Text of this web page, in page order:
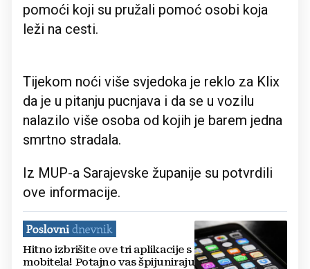
pomoći koji su pružali pomoć osobi koja
leži na cesti.
Tijekom noći više svjedoka je reklo za Klix
da je u pitanju pucnjava i da se u vozilu
nalazilo više osoba od kojih je barem jedna
smrtno stradala.
Iz MUP-a Sarajevske županije su potvrdili
ove informacije.
Hitno izbrišite ove tri aplikacije s
mobitela! Potajno vas špijuniraju